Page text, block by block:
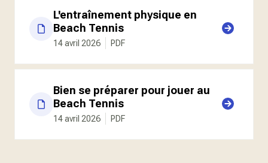
L'entraînement physique en
Beach Tennis
14 avril 2026 PDF
Bien se préparer pour jouer au
Beach Tennis
14 avril 2026 PDF